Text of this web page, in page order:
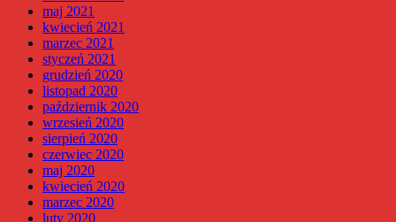
maj 2021
kwiecień 2021
marzec 2021
styczeń 2021
grudzień 2020
listopad 2020
październik 2020
wrzesień 2020
sierpień 2020
czerwiec 2020
maj 2020
kwiecień 2020
marzec 2020
luty 2020